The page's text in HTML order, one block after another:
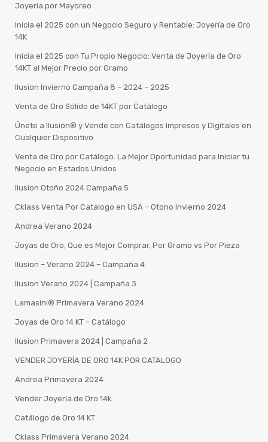
Joyeria por Mayoreo
Inicia el 2025 con un Negocio Seguro y Rentable: Joyería de Oro
14K
Inicia el 2025 con Tu Propio Negocio: Venta de Joyería de Oro
14KT al Mejor Precio por Gramo
Ilusion Invierno Campaña 8 – 2024 – 2025
Venta de Oro Sólido de 14KT por Catálogo
Únete a Ilusión® y Vende con Catálogos Impresos y Digitales en
Cualquier Dispositivo
Venta de Oro por Catálogo: La Mejor Oportunidad para Iniciar tu
Negocio en Estados Unidos
Ilusion Otoño 2024 Campaña 5
Cklass Venta Por Catalogo en USA – Otono Invierno 2024
Andrea Verano 2024
Joyas de Oro, Que es Mejor Comprar, Por Gramo vs Por Pieza
Ilusion – Verano 2024 – Campaña 4
Ilusion Verano 2024 | Campaña 3
Lamasini®️ Primavera Verano 2024
Joyas de Oro 14 KT – Catálogo
Ilusion Primavera 2024 | Campaña 2
VENDER JOYERÍA DE ORO 14K POR CATALOGO
Andrea Primavera 2024
Vender Joyería de Oro 14k
Catálogo de Oro 14 KT
Cklass Primavera Verano 2024